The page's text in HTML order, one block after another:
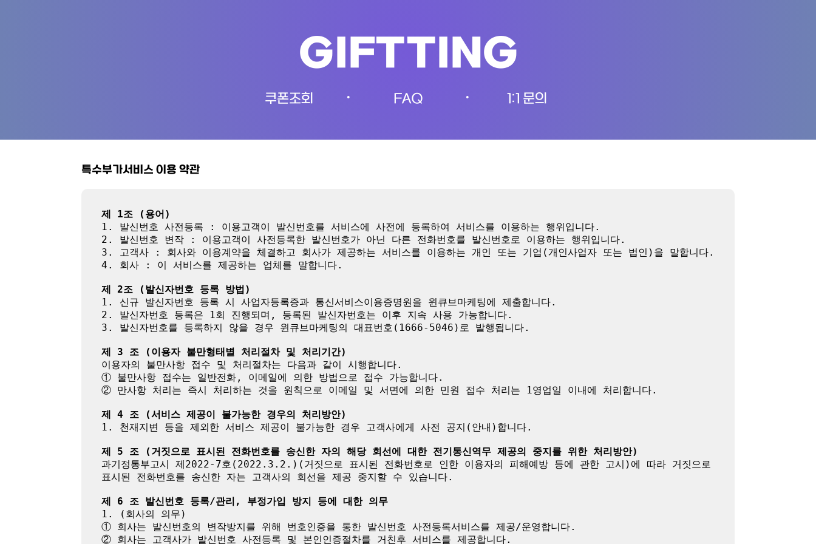
GIFTTING
쿠폰조회 • FAQ • 1:1 문의
특수부가서비스 이용 약관
제 1조 (용어)
1. 발신번호 사전등록 : 이용고객이 발신번호를 서비스에 사전에 등록하여 서비스를 이용하는 행위입니다.
2. 발신번호 변작 : 이용고객이 사전등록한 발신번호가 아닌 다른 전화번호를 발신번호로 이용하는 행위입니다.
3. 고객사 : 회사와 이용계약을 체결하고 회사가 제공하는 서비스를 이용하는 개인 또는 기업(개인사업자 또는 법인)을 말합니다.
4. 회사 : 이 서비스를 제공하는 업체를 말합니다.
제 2조 (발신자번호 등록 방법)
1. 신규 발신자번호 등록 시 사업자등록증과 통신서비스이용증명원을 윈큐브마케팅에 제출합니다.
2. 발신자번호 등록은 1회 진행되며, 등록된 발신자번호는 이후 지속 사용 가능합니다.
3. 발신자번호를 등록하지 않을 경우 윈큐브마케팅의 대표번호(1666-5046)로 발행됩니다.
제 3 조 (이용자 불만형태별 처리절차 및 처리기간)
이용자의 불만사항 접수 및 처리절차는 다음과 같이 시행합니다.
① 불만사항 접수는 일반전화, 이메일에 의한 방법으로 접수 가능합니다.
② 만사항 처리는 즉시 처리하는 것을 원칙으로 이메일 및 서면에 의한 민원 접수 처리는 1영업일 이내에 처리합니다.
제 4 조 (서비스 제공이 불가능한 경우의 처리방안)
1. 천재지변 등을 제외한 서비스 제공이 불가능한 경우 고객사에게 사전 공지(안내)합니다.
제 5 조 (거짓으로 표시된 전화번호를 송신한 자의 해당 회선에 대한 전기통신역무 제공의 중지를 위한 처리방안)
과기정통부고시 제2022-7호(2022.3.2.)(거짓으로 표시된 전화번호로 인한 이용자의 피해예방 등에 관한 고시)에 따라 거짓으로
표시된 전화번호를 송신한 자는 고객사의 회선을 제공 중지할 수 있습니다.
제 6 조 발신번호 등록/관리, 부정가입 방지 등에 대한 의무
1. (회사의 의무)
① 회사는 발신번호의 변작방지를 위해 번호인증을 통한 발신번호 사전등록서비스를 제공/운영합니다.
② 회사는 고객사가 발신번호 사전등록 및 본인인증절차를 거친후 서비스를 제공합니다.